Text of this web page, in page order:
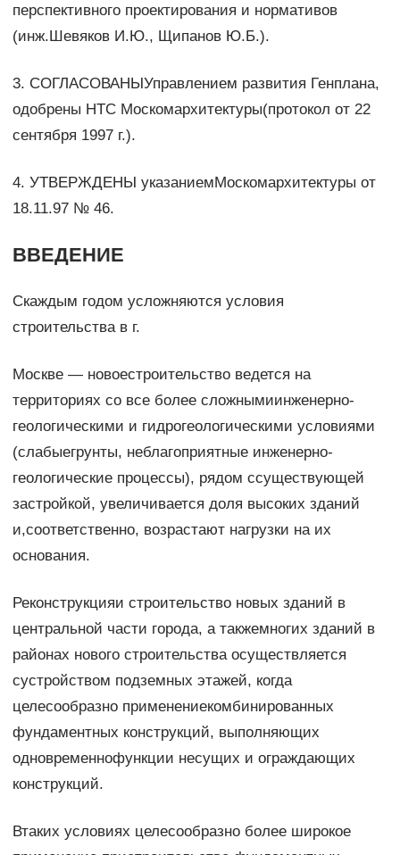
перспективного проектирования и нормативов
(инж.Шевяков И.Ю., Щипанов Ю.Б.).
3. СОГЛАСОВАНЫУправлением развития Генплана,
одобрены НТС Москомархитектуры(протокол от 22
сентября 1997 г.).
4. УТВЕРЖДЕНЫ указаниемМоскомархитектуры от
18.11.97 № 46.
ВВЕДЕНИЕ
Скаждым годом усложняются условия
строительства в г.
Москве — новоестроительство ведется на
территориях со все более сложнымиинженерно-
геологическими и гидрогеологическими условиями
(слабыегрунты, неблагоприятные инженерно-
геологические процессы), рядом ссуществующей
застройкой, увеличивается доля высоких зданий
и,соответственно, возрастают нагрузки на их
основания.
Реконструкцияи строительство новых зданий в
центральной части города, а такжемногих зданий в
районах нового строительства осуществляется
сустройством подземных этажей, когда
целесообразно применениекомбинированных
фундаментных конструкций, выполняющих
одновременнофункции несущих и ограждающих
конструкций.
Втаких условиях целесообразно более широкое